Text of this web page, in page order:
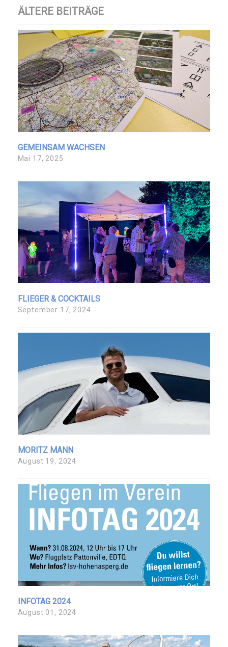
ÄLTERE BEITRÄGE
GEMEINSAM WACHSEN
Mai 17, 2025
FLIEGER & COCKTAILS
September 17, 2024
MORITZ MANN
August 19, 2024
INFOTAG 2024
August 01, 2024